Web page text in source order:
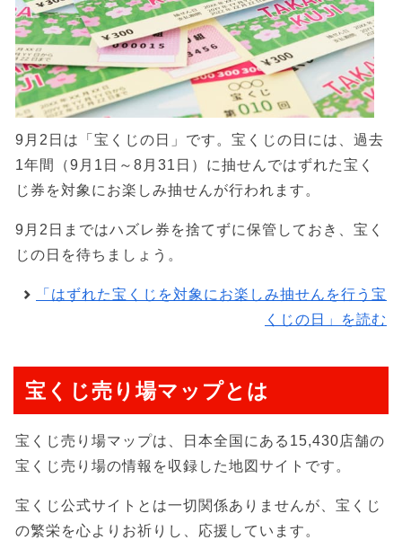
9月2日は「宝くじの日」です。宝くじの日には、過去
1年間（9月1日～8月31日）に抽せんではずれた宝く
じ券を対象にお楽しみ抽せんが行われます。
9月2日まではハズレ券を捨てずに保管しておき、宝く
じの日を待ちましょう。
「はずれた宝くじを対象にお楽しみ抽せんを行う宝
くじの日」を読む
宝くじ売り場マップとは
宝くじ売り場マップは、日本全国にある15,430店舗の
宝くじ売り場の情報を収録した地図サイトです。
宝くじ公式サイトとは一切関係ありませんが、宝くじ
の繁栄を心よりお祈りし、応援しています。